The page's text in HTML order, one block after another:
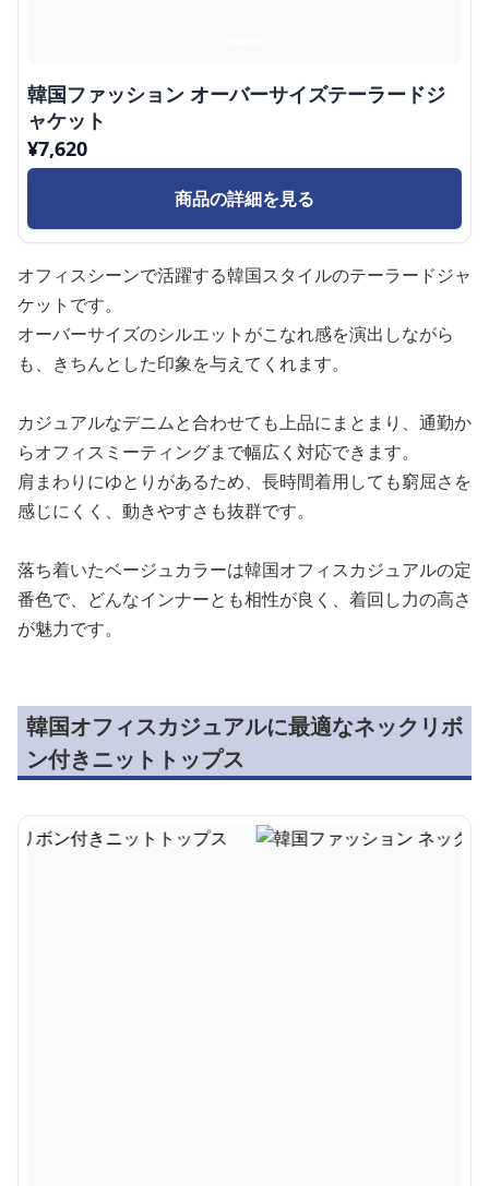
韓国ファッション オーバーサイズテーラードジ
ャケット
¥7,620
商品の詳細を見る
オフィスシーンで活躍する韓国スタイルのテーラードジャ
ケットです。
オーバーサイズのシルエットがこなれ感を演出しながら
も、きちんとした印象を与えてくれます。
カジュアルなデニムと合わせても上品にまとまり、通勤か
らオフィスミーティングまで幅広く対応できます。
肩まわりにゆとりがあるため、長時間着用しても窮屈さを
感じにくく、動きやすさも抜群です。
落ち着いたベージュカラーは韓国オフィスカジュアルの定
番色で、どんなインナーとも相性が良く、着回し力の高さ
が魅力です。
韓国オフィスカジュアルに最適なネックリボ
ン付きニットトップス